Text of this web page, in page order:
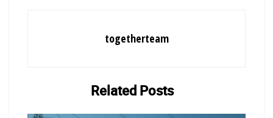
togetherteam
RelatedPosts